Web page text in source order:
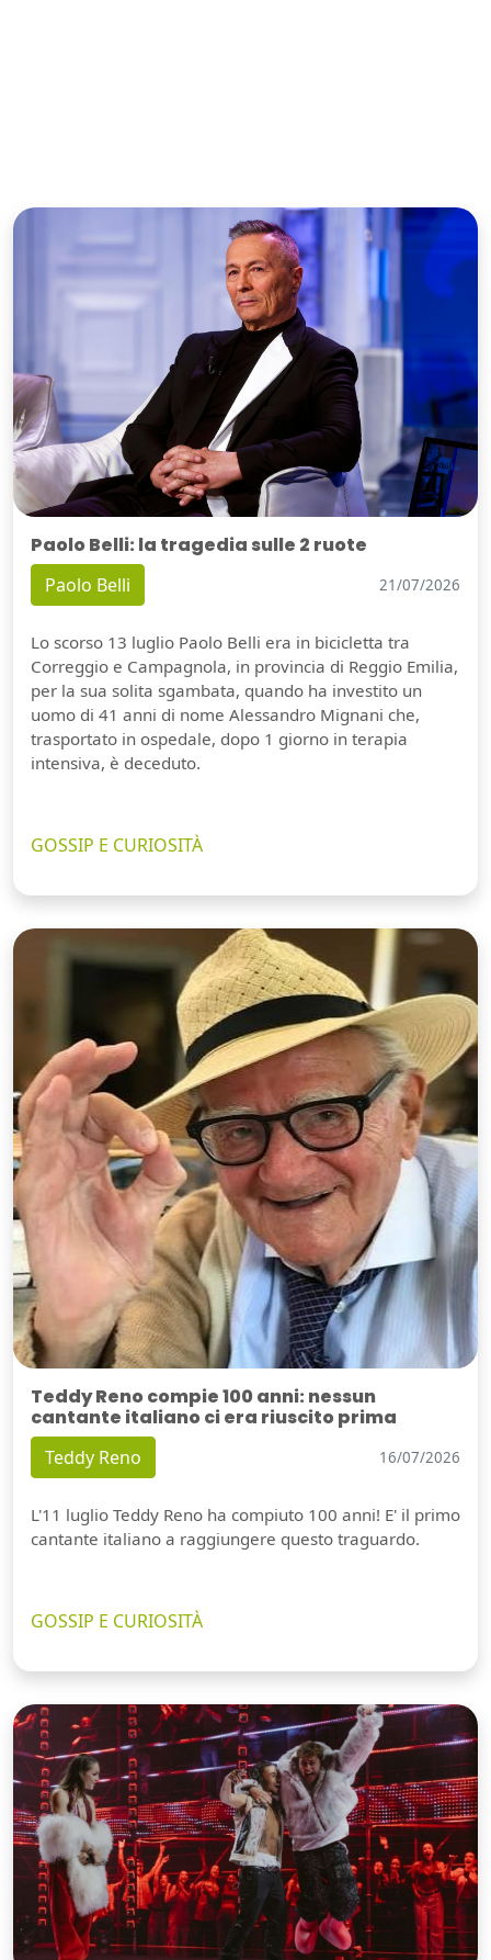
Paolo Belli: la tragedia sulle 2 ruote
Paolo Belli 21/07/2026
Lo scorso 13 luglio Paolo Belli era in bicicletta tra
Correggio e Campagnola, in provincia di Reggio Emilia,
per la sua solita sgambata, quando ha investito un
uomo di 41 anni di nome Alessandro Mignani che,
trasportato in ospedale, dopo 1 giorno in terapia
intensiva, è deceduto.
GOSSIP E CURIOSITÀ
Teddy Reno compie 100 anni: nessun
cantante italiano ci era riuscito prima
Teddy Reno 16/07/2026
L'11 luglio Teddy Reno ha compiuto 100 anni! E' il primo
cantante italiano a raggiungere questo traguardo.
GOSSIP E CURIOSITÀ